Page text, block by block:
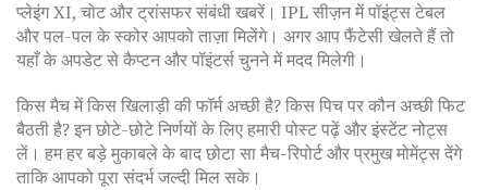
प्लेइंग XI, चोट और ट्रांसफर संबंधी खबरें। IPL सीज़न में पॉइंट्स टेबल
और पल-पल के स्कोर आपको ताज़ा मिलेंगे। अगर आप फैंटेसी खेलते हैं तो
यहाँ के अपडेट से कैप्टन और पॉइंटर्स चुनने में मदद मिलेगी।
किस मैच में किस खिलाड़ी की फॉर्म अच्छी है? किस पिच पर कौन अच्छी फिट
बैठती है? इन छोटे-छोटे निर्णयों के लिए हमारी पोस्ट पढ़ें और इंस्टेंट नोट्स
लें। हम हर बड़े मुकाबले के बाद छोटा सा मैच-रिपोर्ट और प्रमुख मोमेंट्स देंगे
ताकि आपको पूरा संदर्भ जल्दी मिल सके।